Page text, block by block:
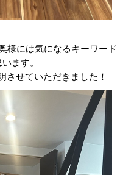
様には気になるキーワード
ます。
させていただきました！